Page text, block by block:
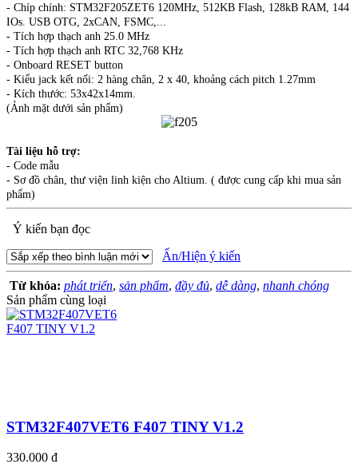
- Chíp chính: STM32F205ZET6 120MHz, 512KB Flash, 128kB RAM, 144
IOs. USB OTG, 2xCAN, FSMC,...
- Tích hợp thạch anh 25.0 MHz
- Tích hợp thạch anh RTC 32,768 KHz
- Onboard RESET button
- Kiểu jack kết nối: 2 hàng chân, 2 x 40, khoảng cách pitch 1.27mm
- Kích thước: 53x42x14mm.
(Ảnh mặt dưới sản phẩm)
Tài liệu hỗ trợ:
- Code mẫu
- Sơ đồ chân, thư viện linh kiện cho Altium. ( được cung cấp khi mua sản
phẩm)
Ý kiến bạn đọc
Ẩn/Hiện ý kiến
Từ khóa: phát triển, sản phẩm, đầy đủ, dễ dàng, nhanh chóng
Sản phẩm cùng loại
STM32F407VET6 F407 TINY V1.2
330.000 đ